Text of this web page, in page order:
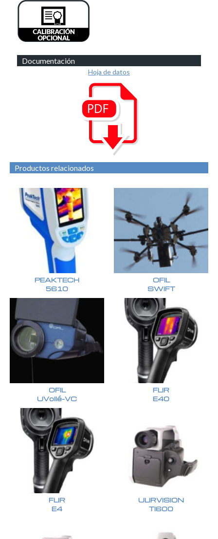
Documentación
Hoja de datos
Productos relacionados
PEAKTECH
5610
OFIL
SWIFT
OFIL
UVollé-VC
FLIR
E40
FLIR
E4
ULIRVISION
TI600